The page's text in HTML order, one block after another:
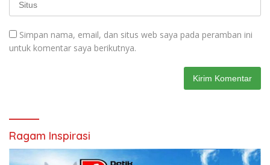
Simpan nama, email, dan situs web saya pada peramban ini
untuk komentar saya berikutnya.
Ragam Inspirasi